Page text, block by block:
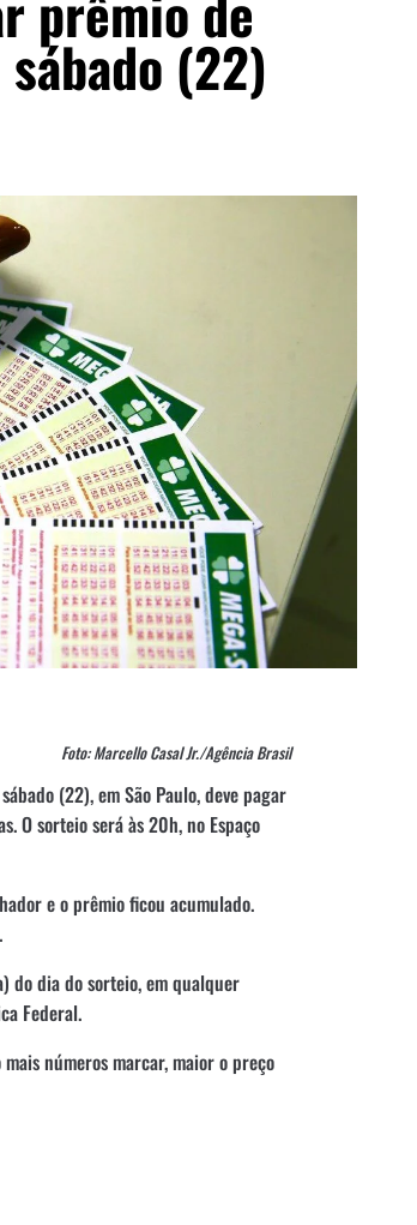
(22)
Foto: Marcello Casal Jr./Agência Brasil
(22), em São Paulo, deve pagar
O sorteio será às 20h, no Espaço
e o prêmio ficou acumulado.
do dia do sorteio, em qualquer
Federal.
números marcar, maior o preço